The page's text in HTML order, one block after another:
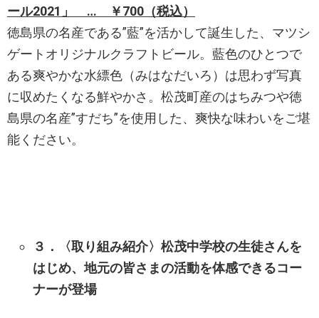
ール2021」 … ￥700（税込）
徳島県の名産である”藍”を活かして誕生した、マツシ
ゲートオリジナルクラフトビール。藍色のひとつで
ある爽やかな水縹色（みはなだいろ）は思わず写真
に収めたくなる鮮やかさ。松茂町産のはちみつや徳
島県の名産”すだち”を使用した、爽快な味わいをご堪
能ください。
３．〈取り組み紹介〉松茂中学校の生徒さんを
はじめ、地元の皆さまの活動を体感できるコー
ナーが登場